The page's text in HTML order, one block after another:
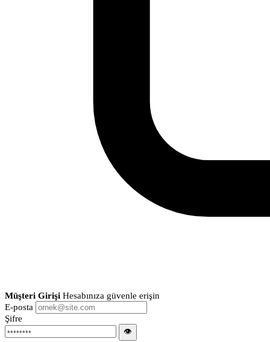
Müşteri Girişi Hesabınıza güvenle erişin
E-posta
Şifre
👁